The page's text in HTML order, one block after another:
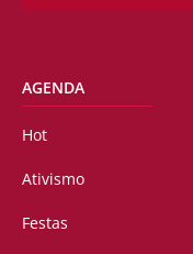
AGENDA
Hot
Ativismo
Festas